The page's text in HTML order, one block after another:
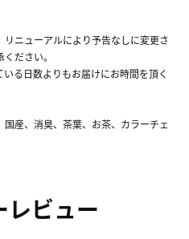
ニューアルにより予告なしに変更さ
ださい。
る日数よりもお届けにお時間を頂く
産、消臭、茶葉、お茶、カラーチェ
レビュー